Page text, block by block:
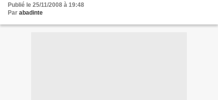
Publié le 25/11/2008 à 19:48
Par abadinte